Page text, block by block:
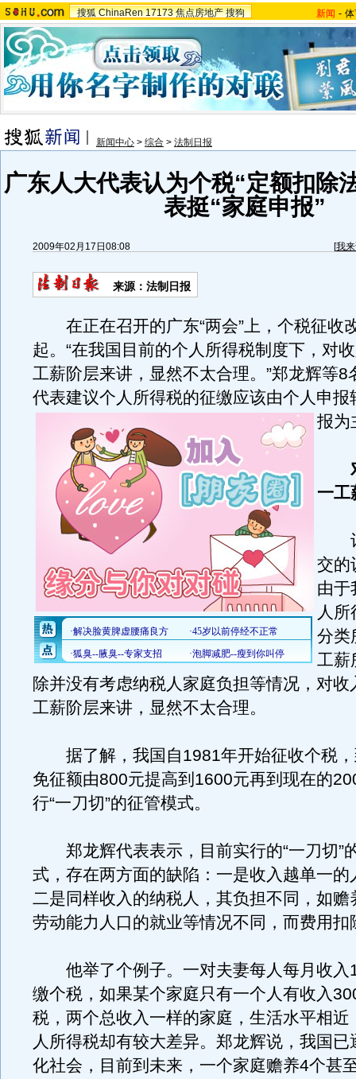
搜狐 ChinaRen 17173 焦点房地产 搜狗 新闻 -
新闻中心 > 综合 > 法制日报
广东人大代表认为个税“定额扣除
表挺“家庭申报”
2009年02月17日08:08 [我
来源：法制日报
在正在召开的广东“两会”上，个税征收
起。“在我国目前的个人所得税制度下，对
工薪阶层来讲，显然不太合理。”郑龙辉等8
代表建议个人所得税的征缴应该由个人申报
报为
一工
记
交的
由于
人
分类
工薪
除并没有考虑纳税人家庭负担等情况，对收
工薪阶层来讲，显然不太合理。
据了解，我国自1981年开始征收个税，
免征额由800元提高到1600元再到现在的
行“一刀切”的征管模式。
郑龙辉代表表示，目前实行的“一刀切”
式，存在两方面的缺陷：一是收入越单一的
二是同样收入的纳税人，其负担不同，如赡
劳动能力人口的就业等情况不同，而费用扣
他举了个例子。一对夫妻每人每月收入
缴个税，如果某个家庭只有一个人有收入
税，两个总收入一样的家庭，生活水平相近
人所得税却有较大差异。郑龙辉说，我国已
化社会，目前到未来，一个家庭赡养4个甚